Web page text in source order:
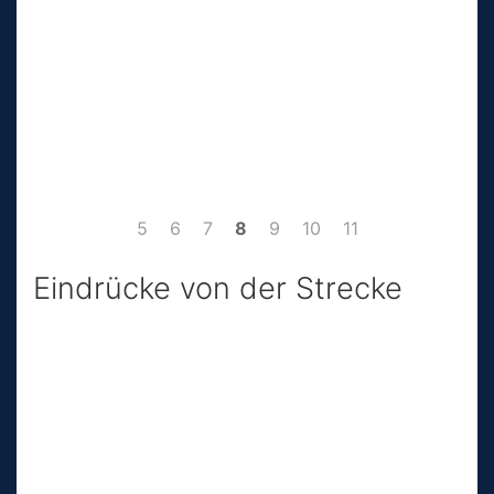
5 6 7 8 9 10 11
Eindrücke von der Strecke